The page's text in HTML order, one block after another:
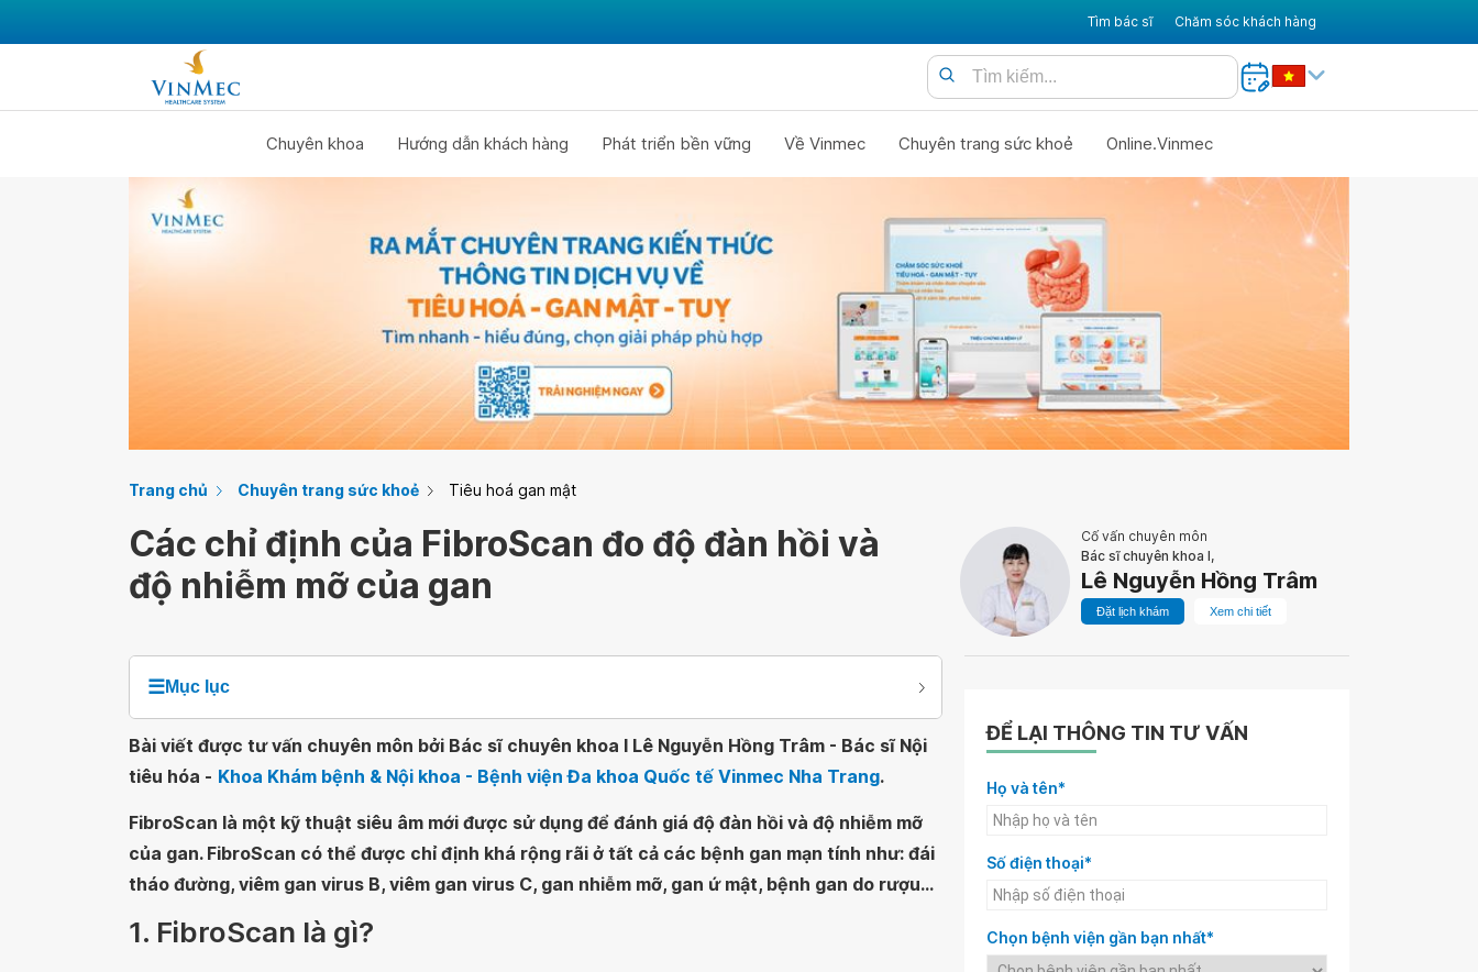
Tìm bác sĩ Chăm sóc khách hàng
Chuyên khoa Hướng dẫn khách hàng Phát triển bền vững Về Vinmec Chuyên trang sức khoẻ Online.Vinmec
Trang chủ Chuyên trang sức khoẻ Tiêu hoá gan mật
Các chỉ định của FibroScan đo độ đàn hồi và
độ nhiễm mỡ của gan
Cố vấn chuyên môn
Bác sĩ chuyên khoa I,
Lê Nguyễn Hồng Trâm
Đặt lịch khám Xem chi tiết
☰Mục lục
Bài viết được tư vấn chuyên môn bởi Bác sĩ chuyên khoa I Lê Nguyễn Hồng Trâm - Bác sĩ Nội
tiêu hóa - Khoa Khám bệnh & Nội khoa - Bệnh viện Đa khoa Quốc tế Vinmec Nha Trang.
FibroScan là một kỹ thuật siêu âm mới được sử dụng để đánh giá độ đàn hồi và độ nhiễm mỡ
của gan. FibroScan có thể được chỉ định khá rộng rãi ở tất cả các bệnh gan mạn tính như: đái
tháo đường, viêm gan virus B, viêm gan virus C, gan nhiễm mỡ, gan ứ mật, bệnh gan do rượu...
1. FibroScan là gì?
ĐỂ LẠI THÔNG TIN TƯ VẤN
Họ và tên*
Số điện thoại*
Chọn bệnh viện gần bạn nhất*